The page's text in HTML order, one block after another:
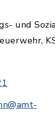
und